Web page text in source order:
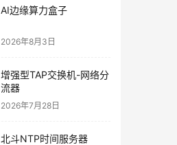
AI边缘算力盒子
2026年8月3日
增强型TAP交换机-网络分
流器
2026年7月28日
北斗NTP时间服务器